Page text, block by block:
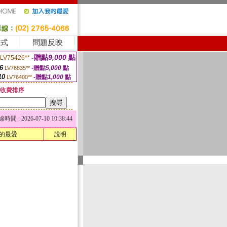
問題反映
LV75426** -贈點9,000 點
LV76835** -贈點5,000點
LV76400** -贈點1,000 點
費排序
時間 : 2026-07-10 10:38:44
最愛 說明